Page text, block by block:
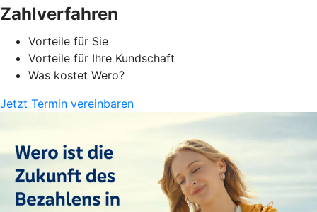
Zahlverfahren
Vorteile für Sie
Vorteile für Ihre Kundschaft
Was kostet Wero?
Jetzt Termin vereinbaren